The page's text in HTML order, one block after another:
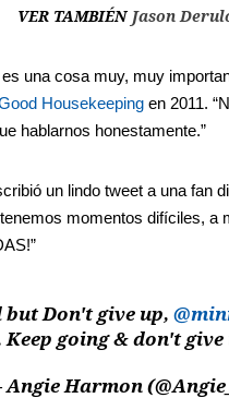
VER TAMBIÉN Jason
una cosa muy, muy
Housekeeping en 2011.
hablarnos honestamente.”
un lindo tweet a una fan
momentos difíciles, a
Don't give up,
going & don't give
Harmon